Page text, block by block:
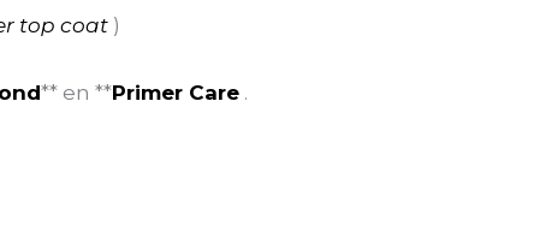
top coat )
** en **Primer Care .